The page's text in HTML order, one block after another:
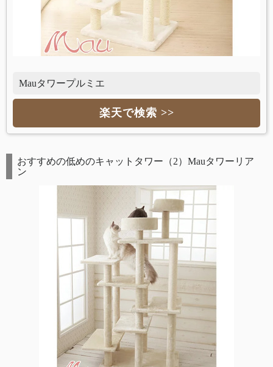
Mauタワープルミエ
楽天で検索 >>
おすすめの低めのキャットタワー（2）Mauタワーリア
ン